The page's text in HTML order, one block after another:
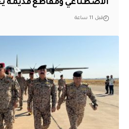
الاصطناعي ومقاطع قديمة
قبل 11 ساعة